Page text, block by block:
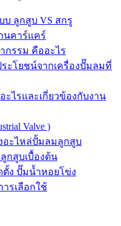
บ ลูกสูบ VS สกรู
นคาร์แคร์
กรรม คืออะไร
ะโยชน์จากเครื่องปั๊มลมที่
ไรและเกี่ยวข้องกับงาน
Valve )
ะไหล่ปั้มลมลูกสูบ
กสูบเบื้องต้น
ง ปั๊มน้ำหอยโข่ง
รเลือกใช้